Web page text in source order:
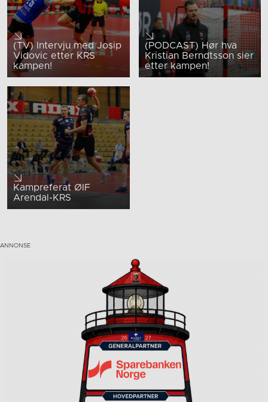
(TV) Intervju med Josip
Vidovic etter KRS
kampen!
(PODCAST) Hør hva
Kristian Berndtsson sier
etter kampen!
Kampreferat ØIF
Arendal-KRS